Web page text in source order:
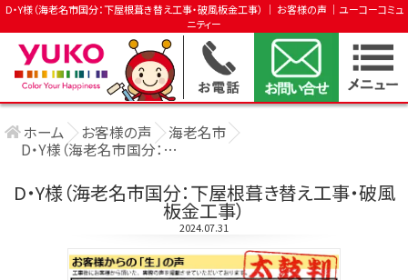
D・Y様（海老名市国分：下屋根葺き替え工事・破風板金工事） │ お客様の声 │ユーコーコミュ
ニティー
ホーム お客様の声
海老名市
D・Y様（海老名市国分：下屋根葺き替え工事 ....
D・Y様（海老名市国分：下屋根葺き替え工事・破風
板金工事）
2024.07.31